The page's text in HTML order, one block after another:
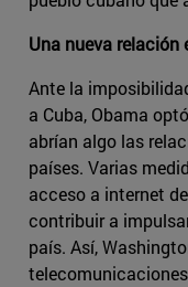
Una nueva relación
Ante la
a Cuba, Obama
abrían algo las
países. Varias
acceso a internet
contribuir a
país. Así,